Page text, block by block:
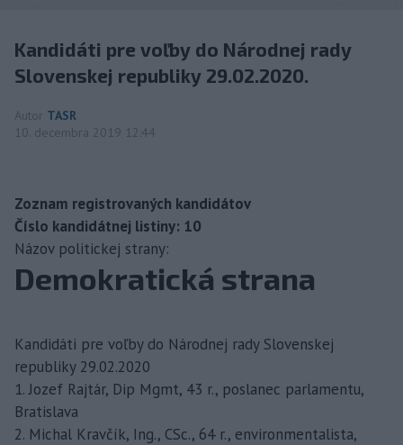
Kandidáti pre voľby do Národnej rady
Slovenskej republiky 29.02.2020.
Autor TASR
10. decembra 2019 12:44
Zoznam registrovaných kandidátov
Číslo kandidátnej listiny: 10
Názov politickej strany:
Demokratická strana
Kandidáti pre voľby do Národnej rady Slovenskej
republiky 29.02.2020
1. Jozef Rajtár, Dip Mgmt, 43 r., poslanec parlamentu,
Bratislava
2. Michal Kravčík, Ing., CSc., 64 r., environmentalista,